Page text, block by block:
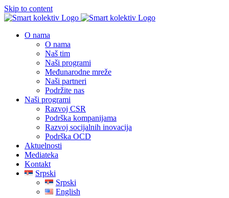
Skip to content
O nama
O nama
Naš tim
Naši programi
Međunarodne mreže
Naši partneri
Podržite nas
Naši programi
Razvoj CSR
Podrška kompanijama
Razvoj socijalnih inovacija
Podrška OCD
Aktuelnosti
Mediateka
Kontakt
Srpski
Srpski
English